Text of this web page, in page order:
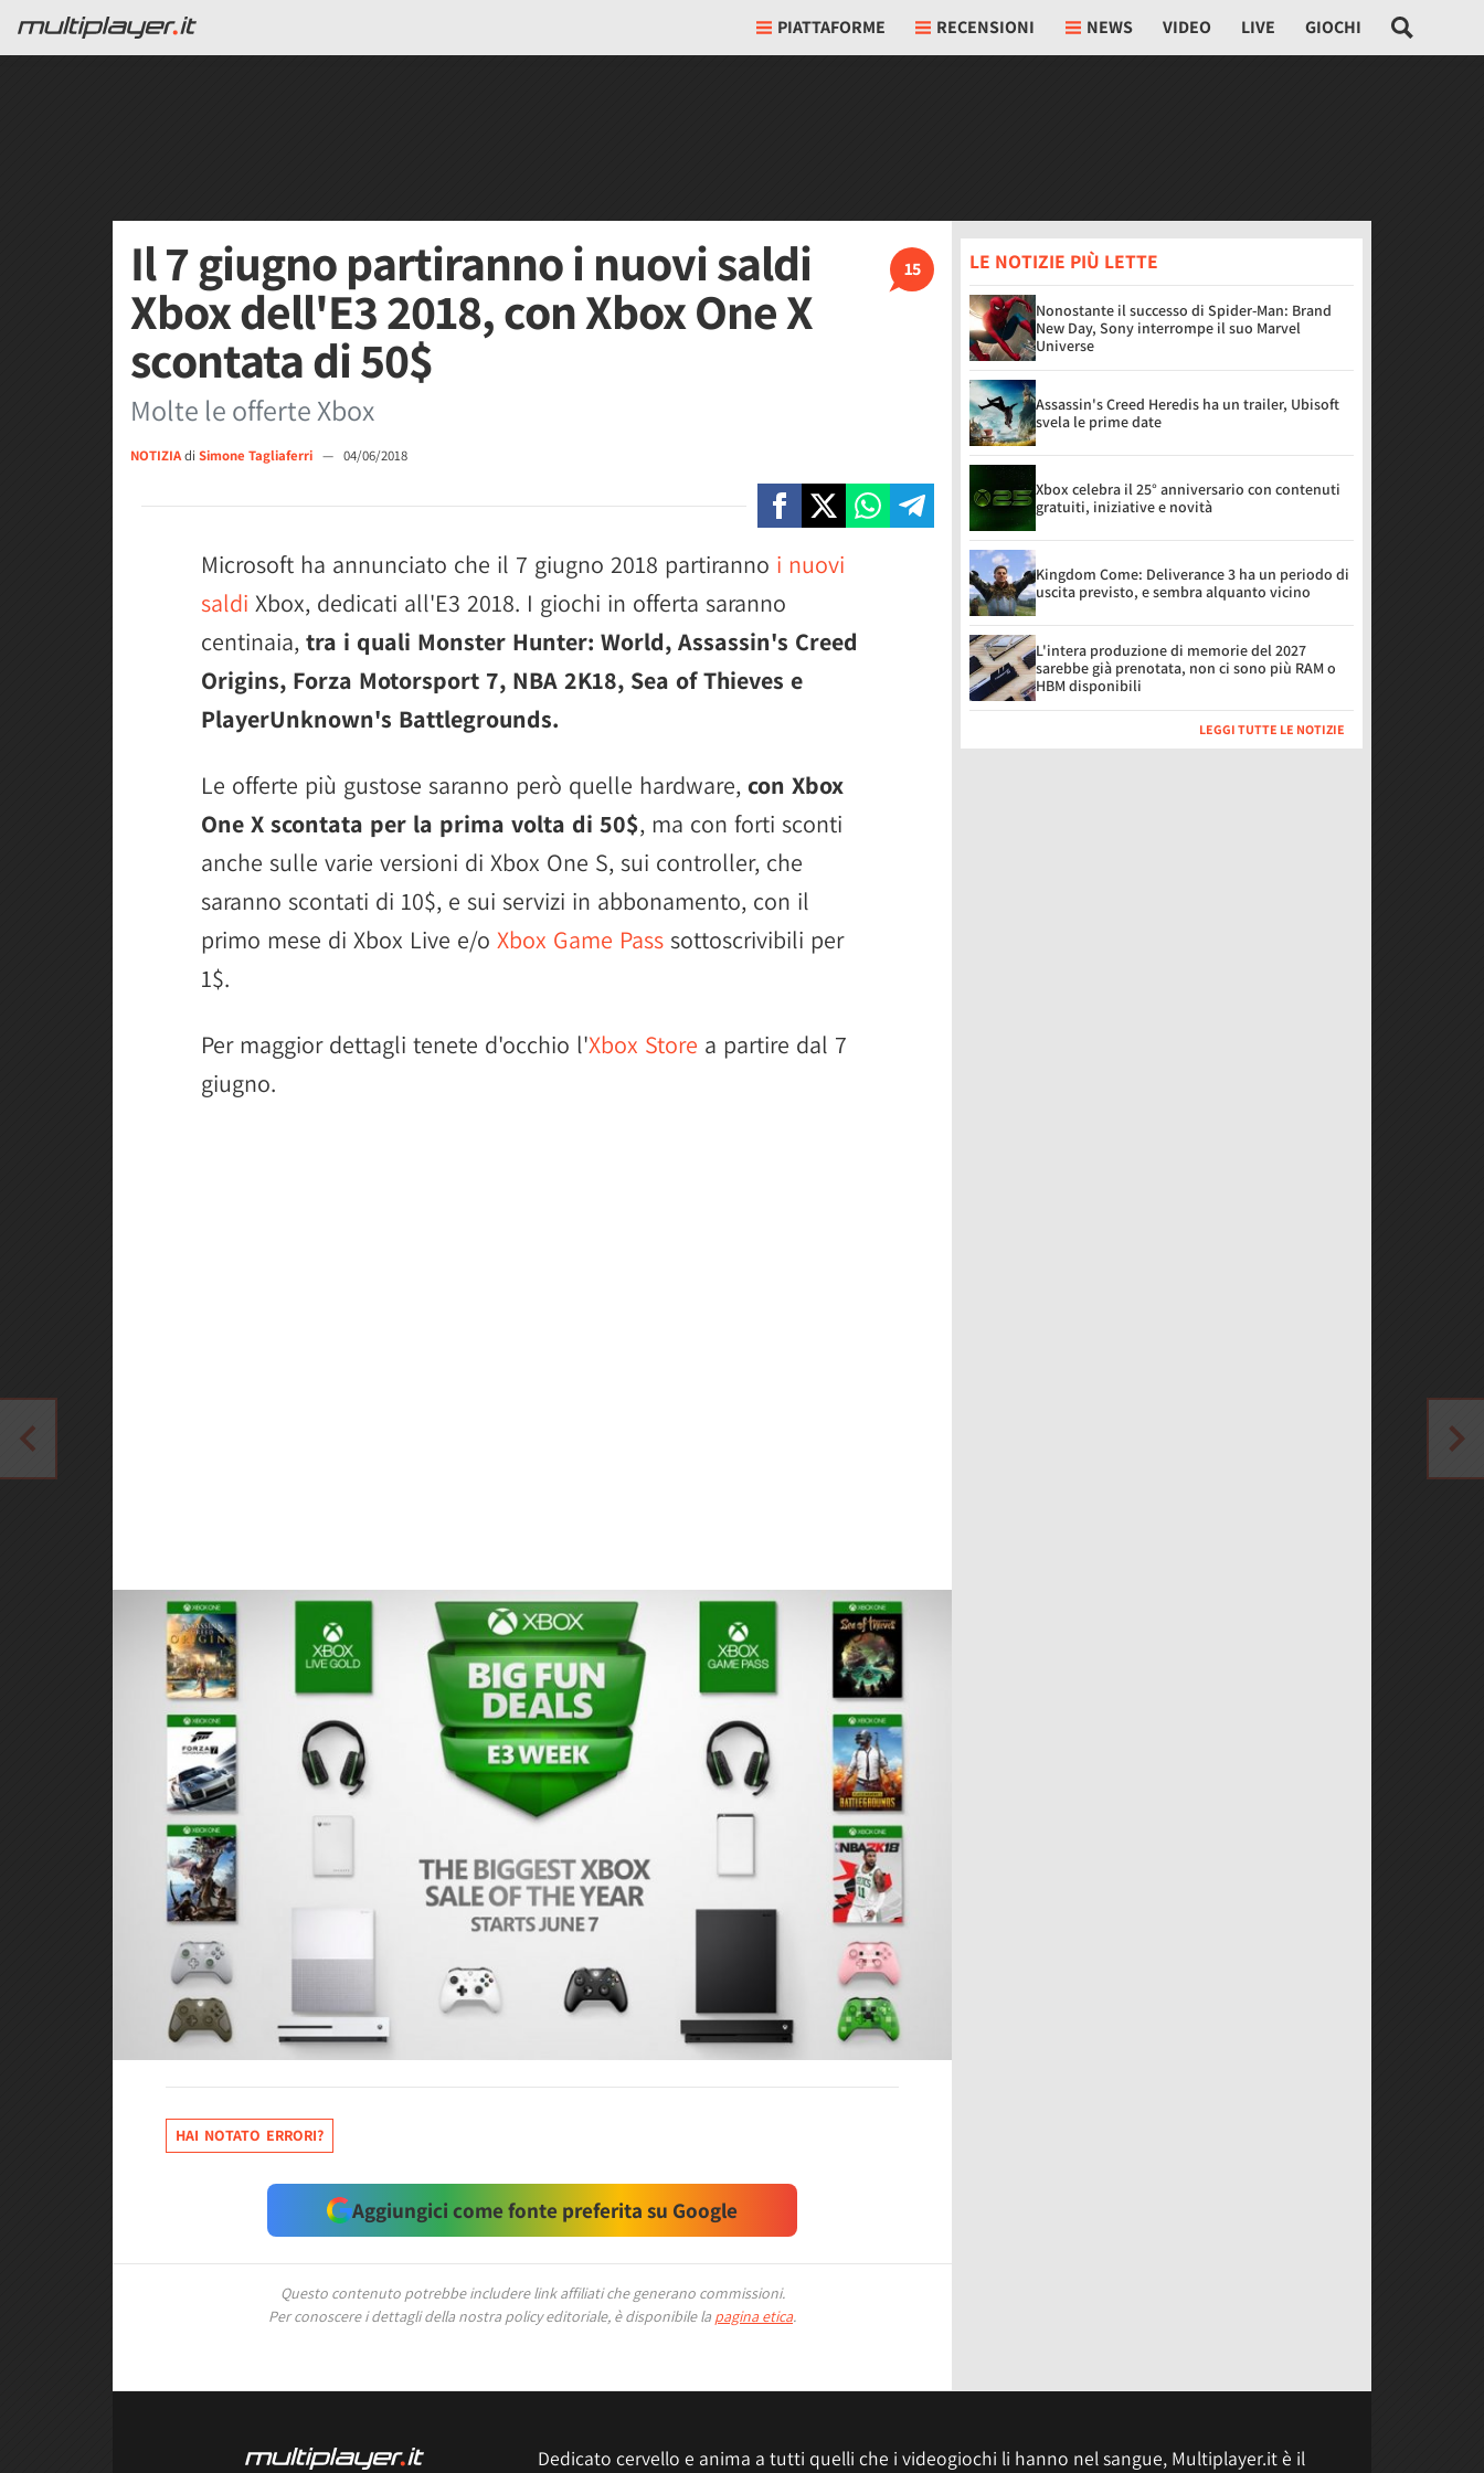
PIATTAFORME RECENSIONI NEWS VIDEO LIVE GIOCHI
15
Il 7 giugno partiranno i nuovi saldi
Xbox dell'E3 2018, con Xbox One X
scontata di 50$
Molte le offerte Xbox
NOTIZIAdi Simone Tagliaferri — 04/06/2018
Microsoft ha annunciato che il 7 giugno 2018 partiranno i nuovi
saldi Xbox, dedicati all'E3 2018. I giochi in offerta saranno
centinaia, tra i quali Monster Hunter: World, Assassin's Creed
Origins, Forza Motorsport 7, NBA 2K18, Sea of Thieves e
PlayerUnknown's Battlegrounds.
Le offerte più gustose saranno però quelle hardware, con Xbox
One X scontata per la prima volta di 50$, ma con forti sconti
anche sulle varie versioni di Xbox One S, sui controller, che
saranno scontati di 10$, e sui servizi in abbonamento, con il
primo mese di Xbox Live e/o Xbox Game Pass sottoscrivibili per
1$.
Per maggior dettagli tenete d'occhio l'Xbox Store a partire dal 7
giugno.
HAI NOTATO ERRORI?
Aggiungici come fonte preferita su Google
Questo contenuto potrebbe includere link affiliati che generano commissioni.
Per conoscere i dettagli della nostra policy editoriale, è disponibile la pagina etica.
LE NOTIZIE PIÙ LETTE
Nonostante il successo di Spider-Man: Brand
New Day, Sony interrompe il suo Marvel
Universe
Assassin's Creed Heredis ha un trailer, Ubisoft
svela le prime date
Xbox celebra il 25° anniversario con contenuti
gratuiti, iniziative e novità
Kingdom Come: Deliverance 3 ha un periodo di
uscita previsto, e sembra alquanto vicino
L'intera produzione di memorie del 2027
sarebbe già prenotata, non ci sono più RAM o
HBM disponibili
LEGGI TUTTE LE NOTIZIE
Dedicato cervello e anima a tutti quelli che i videogiochi li hanno nel sangue, Multiplayer.it è il